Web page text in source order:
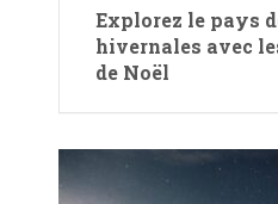
Explorez le pays
hivernales avec
de Noël